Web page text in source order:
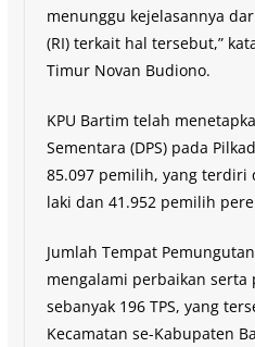
menunggu kejelasannya
(RI) terkait hal tersebut,”
Timur Novan Budiono.
KPU Bartim telah
Sementara (DPS) pada
85.097 pemilih, yang terdiri
laki dan 41.952 pemilih
Jumlah Tempat
mengalami perbaikan serta
sebanyak 196 TPS, yang
Kecamatan se-Kabupaten